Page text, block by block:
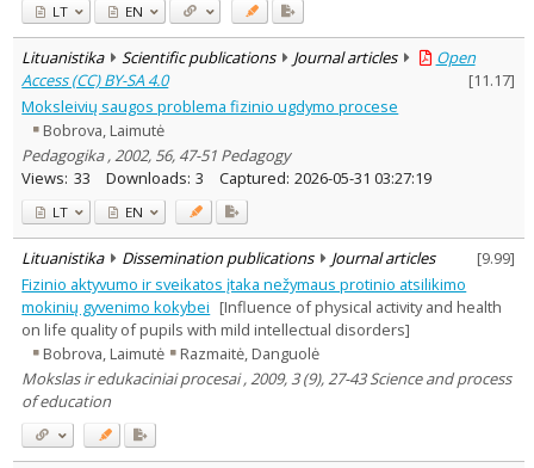
LT EN
Lituanistika Scientific publications Journal articles
Open
Access (CC) BY-SA 4.0
[11.17]
Moksleivių saugos problema fizinio ugdymo procese
Bobrova, Laimutė
Pedagogika , 2002, 56, 47-51 Pedagogy
Views: 33 Downloads: 3 Captured: 2026-05-31 03:27:19
LT EN
Lituanistika Dissemination publications Journal articles [9.99]
Fizinio aktyvumo ir sveikatos įtaka nežymaus protinio atsilikimo
mokinių gyvenimo kokybei [Influence of physical activity and health
on life quality of pupils with mild intellectual disorders]
Bobrova, Laimutė
Razmaitė, Danguolė
Mokslas ir edukaciniai procesai , 2009, 3 (9), 27-43 Science and process
of education